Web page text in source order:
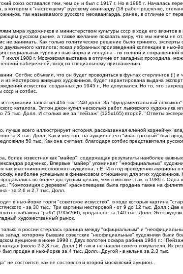
союз оставался тем, чем он и был с 1917 г. Но в 1985 г. Началась
котором к "настоящему" русскому авангарду (18 работ родченко,
так называемого русского неоавангарда, ранее, в отличие от
мира художников и министерством культуры ссср в ходе его визитов в
русском рынке, а также желание показать миру, что мы ничем не
не занимать. Как только политическое решение было принято,
каталога; показ избранных произведений коллекции в
специальных туров из нью-йорка и лондона - по полной и
июля 1988 г. Московская выставка в отличие от западных проходила,
набережной, вход по специальному приглашению.
Сотбис объявил, что он будет проводиться в фунтах стерлингов (!) и
из мастерских живущих художников, будет гарантирована выдача
искусства, созданных до 1945 г., Не допускался. Но то, что
и сотбис.
германии заплатил 416 тыс. 240 долл. За "фундаментальный
каталога. Элтон джон купил несколько работ львовского художника
75 тыс. Долл. И столько же за "пейзаж" (125х165) второй. "Ответы
всего иллюстрирует история, рассказанная еленой корнейчук,
за 3 тыс. Долл. Как известно, на аукционе его "иван грозный" был
50 тыс. Как она считает, благодаря сотбис представители
более известная как "майер", содержащая результаты наиболее
родченко. Впервые "майер" упоминает "неофициальных"
как участников московского аукциона, т.Е. И в год проведения
наиболее успешным в финансовом отношении для этих
по более доступным ценам, чем в москве. Так, в 1989 г. Одна
"Композиция с деревом" краснопевцева была продана также на
- за 2,6 и 2,7 тыс. Долл.
в нью-йорке торги "советское искусство", в ходе которых картина
- за 30 тыс.; Три картины нестеровой - от 9 до 12 тыс. Долл.;
кабакова "раth" (190х260), проданное за 140 тыс. Долл. Этот
художественный рынок.
в россии стерлась граница между "официальным" и
запад, которому бывшие советские "неофициальные" художники были
аукционе в июне 1998 г. Двух полотен оскара рабина 1964 г.:
(около 2-2,3 тыс. Долл.) И так и не нашли своего покупателя. Их
был продан в нью-йорке за 4 тыс. Долл., Другой - в кельне за 2,3 тыс.
состоится, как не состоялся и второй московский аукцион..